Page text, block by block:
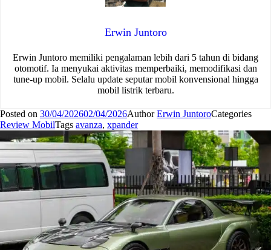
Erwin Juntoro
Erwin Juntoro memiliki pengalaman lebih dari 5 tahun di bidang
otomotif. Ia menyukai aktivitas memperbaiki, memodifikasi dan
tune-up mobil. Selalu update seputar mobil konvensional hingga
mobil listrik terbaru.
Posted on 30/04/202602/04/2026AuthorErwin JuntoroCategories
Review MobilTags avanza, xpander